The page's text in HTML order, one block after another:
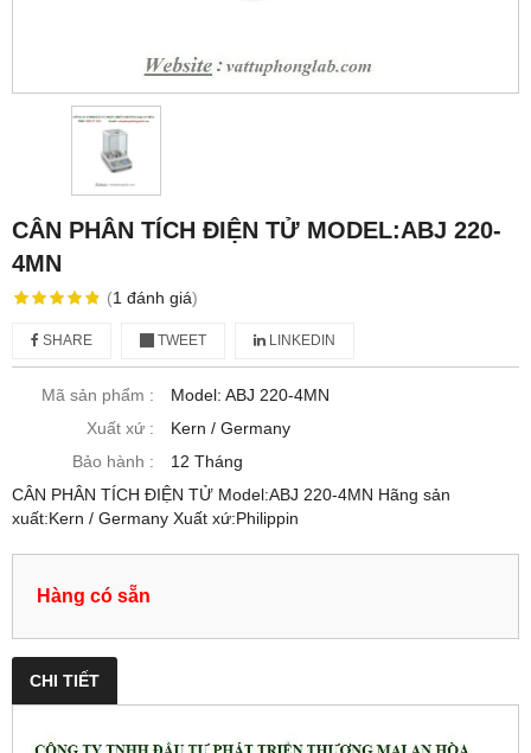
CÂN PHÂN TÍCH ĐIỆN TỬ MODEL:ABJ 220-
4MN
(1 đánh giá)
SHARE TWEET LINKEDIN
Mã sản phẩm :
Model: ABJ 220-4MN
Xuất xứ :
Kern / Germany
Bảo hành :
12 Tháng
CÂN PHÂN TÍCH ĐIỆN TỬ Model:ABJ 220-4MN Hãng sản
xuất:Kern / Germany Xuất xứ:Philippin
Hàng có sẵn
CHI TIẾT